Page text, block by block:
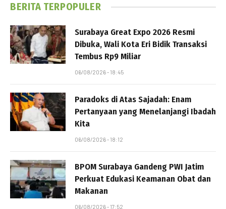
BERITA TERPOPULER
Surabaya Great Expo 2026 Resmi
Dibuka, Wali Kota Eri Bidik Transaksi
Tembus Rp9 Miliar
06/08/2026 - 18:45
Paradoks di Atas Sajadah: Enam
Pertanyaan yang Menelanjangi Ibadah
Kita
06/08/2026 - 18:12
BPOM Surabaya Gandeng PWI Jatim
Perkuat Edukasi Keamanan Obat dan
Makanan
06/08/2026 - 17:52